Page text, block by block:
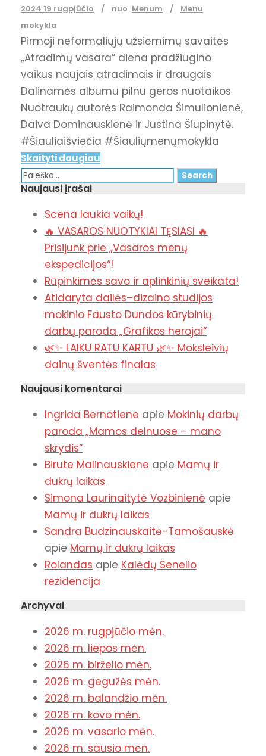
2024 19 rugpjūčio nuo Menum
Menu
mokykla
Pirmoji neformaliųjų užsiėmimų savaitės
„Atradimų vasara” diena pradžiugino
vaikus naujais atradimais ir draugais
Dalinamės albumu pilnu geros nuotaikos.
Nuotraukų autorės Raimonda Šimulionienė,
Daiva Dominauskienė ir Justina Šiupinytė.
#Šiauliaišviečia #Šiauliųmenųmokykla
Skaityti daugiau
Naujausi įrašai
Scena laukia vaikų!
🔥 VASAROS NUOTYKIAI TĘSIASI 🔥
Prisijunk prie „Vasaros menų
ekspedicijos“!
Rūpinkimės savo ir aplinkinių sveikata!
Atidaryta dailės–dizaino studijos
mokinio Fausto Dundos kūrybinių
darbų paroda „Grafikos herojai“
🌿✨ LAIKU RATU KARTU 🌿✨ Moksleivių
dainų šventės finalas
Naujausi komentarai
Ingrida Bernotiene apie Mokinių darbų
paroda „Mamos delnuose – mano
skrydis“
Birute Malinauskiene apie Mamų ir
dukrų laikas
Simona Laurinaitytė Vozbinienė apie
Mamų ir dukrų laikas
Sandra Budzinauskaitė-Tamošauskė
apie Mamų ir dukrų laikas
Rolandas apie Kalėdų Senelio
rezidencija
Archyvai
2026 m. rugpjūčio mėn.
2026 m. liepos mėn.
2026 m. birželio mėn.
2026 m. gegužės mėn.
2026 m. balandžio mėn.
2026 m. kovo mėn.
2026 m. vasario mėn.
2026 m. sausio mėn.